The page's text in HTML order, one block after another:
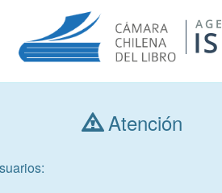
Consultar librosAtención